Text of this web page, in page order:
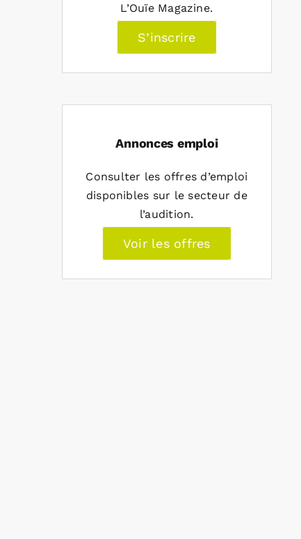
L’Ouïe Magazine.
S’inscrire
Annonces emploi
Consulter les offres d’emploi
disponibles sur le secteur de
l’audition.
Voir les offres